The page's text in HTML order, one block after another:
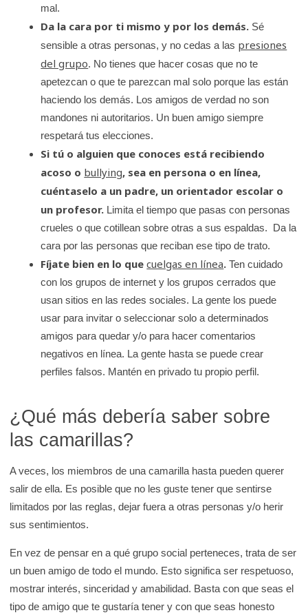
mal.
Da la cara por ti mismo y por los demás. Sé
sensible a otras personas, y no cedas a las presiones
del grupo. No tienes que hacer cosas que no te
apetezcan o que te parezcan mal solo porque las están
haciendo los demás. Los amigos de verdad no son
mandones ni autoritarios. Un buen amigo siempre
respetará tus elecciones.
Si tú o alguien que conoces está recibiendo
acoso o bullying, sea en persona o en línea,
cuéntaselo a un padre, un orientador escolar o
un profesor. Limita el tiempo que pasas con personas
crueles o que cotillean sobre otras a sus espaldas. Da la
cara por las personas que reciban ese tipo de trato.
Fíjate bien en lo quecuelgas en línea. Ten cuidado
con los grupos de internet y los grupos cerrados que
usan sitios en las redes sociales. La gente los puede
usar para invitar o seleccionar solo a determinados
amigos para quedar y/o para hacer comentarios
negativos en línea. La gente hasta se puede crear
perfiles falsos. Mantén en privado tu propio perfil.
¿Qué más debería saber sobre
las camarillas?
A veces, los miembros de una camarilla hasta pueden querer
salir de ella. Es posible que no les guste tener que sentirse
limitados por las reglas, dejar fuera a otras personas y/o herir
sus sentimientos.
En vez de pensar en a qué grupo social perteneces, trata de ser
un buen amigo de todo el mundo. Esto significa ser respetuoso,
mostrar interés, sinceridad y amabilidad. Basta con que seas el
tipo de amigo que te gustaría tener y con que seas honesto